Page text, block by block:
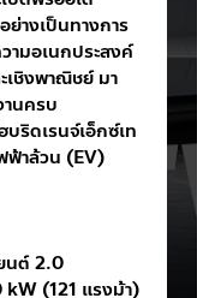
างเป็นทางการ
ามอเนกประสงค์
ชิงพาณิชย์ มา
นครบ
บริดเรนจ์เอ็กซ์เท
ฟ้าล้วน (EV)
ต์ 2.0
kW (121 แรงม้า)